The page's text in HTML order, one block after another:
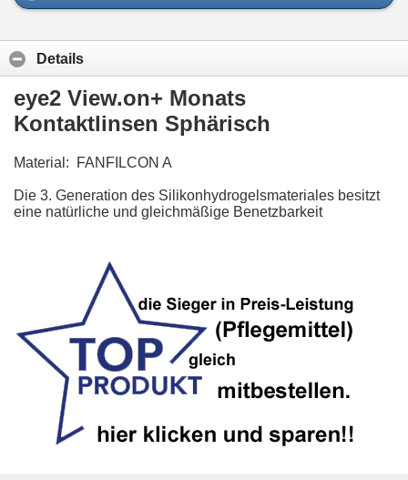
Details
eye2 View.on+ Monats
Kontaktlinsen Sphärisch
Material: FANFILCON A
Die 3. Generation des Silikonhydrogelsmateriales besitzt
eine natürliche und gleichmäßige Benetzbarkeit